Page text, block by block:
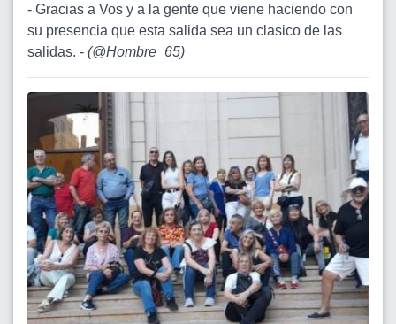
- Gracias a Vos y a la gente que viene haciendo con
su presencia que esta salida sea un clasico de las
salidas. - (@Hombre_65)